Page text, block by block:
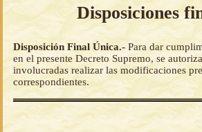
Disposiciones
Disposición Final Única.- Para dar
en el presente Decreto Supremo, se
involucradas realizar las modificaciones
correspondientes.